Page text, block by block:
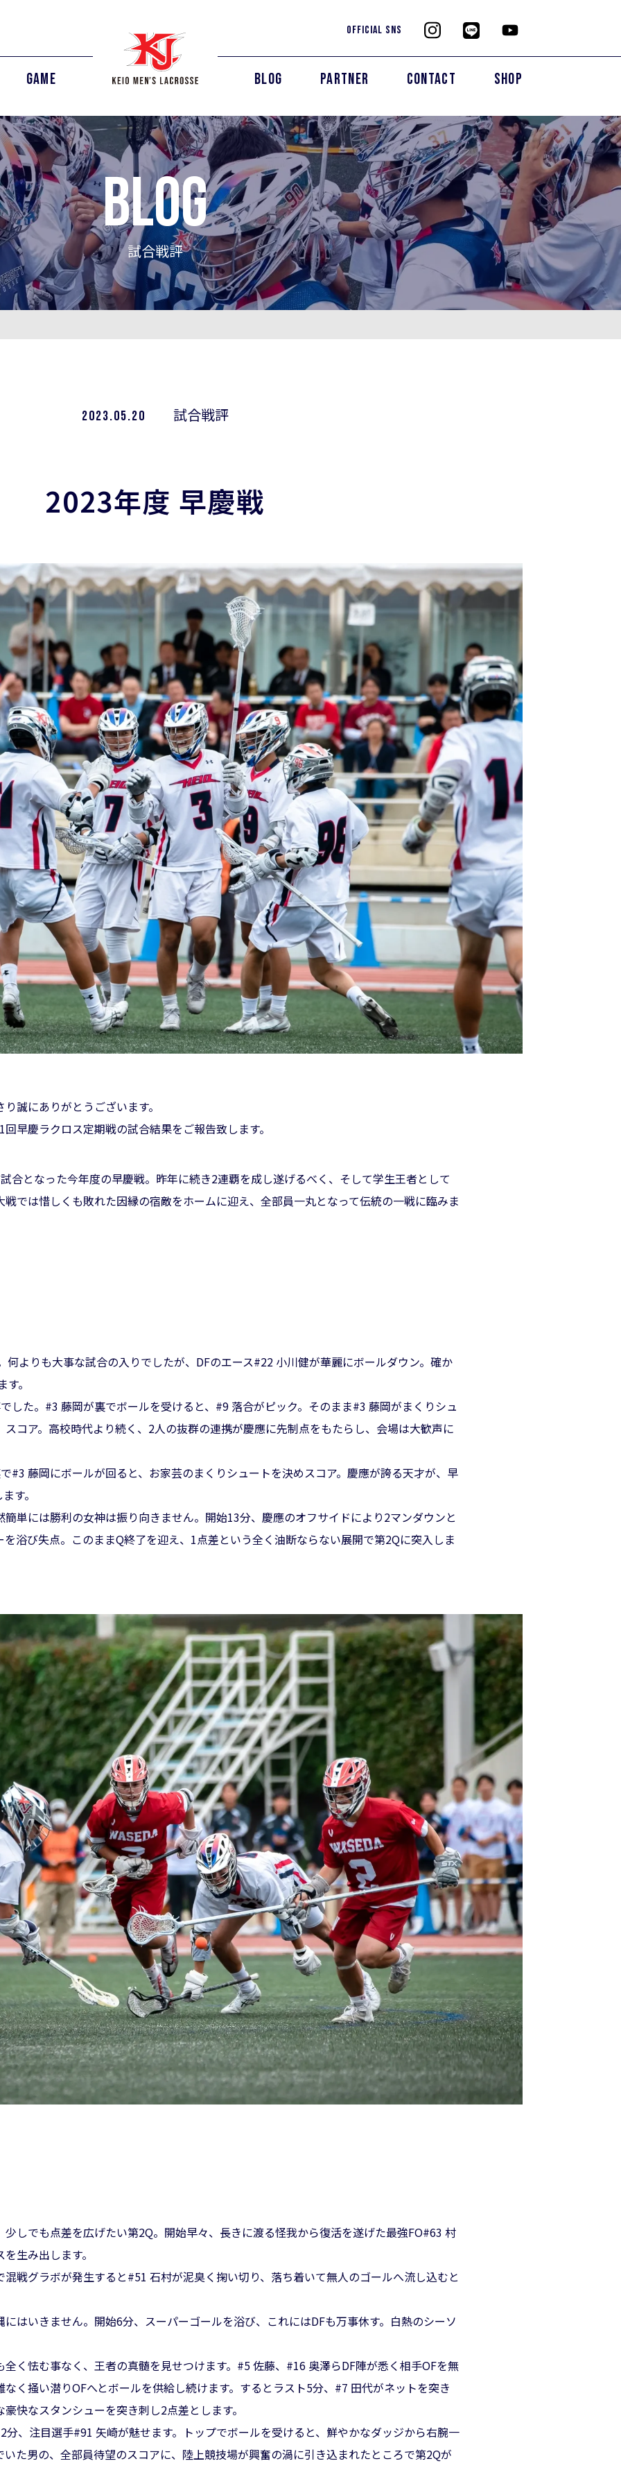
OFFICIAL SNS
GAME BLOG PARTNER CONTACT SHOP
blog
試合戦評
2023.05.20 試合戦評
2023年度 早慶戦
誠にありがとうございます。
早慶ラクロス定期戦の試合結果をご報告致します。
合となった今年度の早慶戦。昨年に続き2連覇を成し遂げるべく、そして学生王者として
では惜しくも敗れた因縁の宿敵をホームに迎え、全部員一丸となって伝統の一戦に臨みま
何よりも大事な試合の入りでしたが、DFのエース#22 小川健が華麗にボールダウン。確か
。
した。#3 藤岡が裏でボールを受けると、#9 落合がピック。そのまま#3 藤岡がまくりシュ
コア。高校時代より続く、2人の抜群の連携が慶應に先制点をもたらし、会場は大歓声に
#3 藤岡にボールが回ると、お家芸のまくりシュートを決めスコア。慶應が誇る天才が、早
す。
単には勝利の女神は振り向きません。開始13分、慶應のオフサイドにより2マンダウンと
浴び失点。このままQ終了を迎え、1点差という全く油断ならない展開で第2Qに突入しま
しでも点差を広げたい第2Q。開始早々、長きに渡る怪我から復活を遂げた最強FO#63 村
生み出します。
戦グラボが発生すると#51 石村が泥臭く掬い切り、落ち着いて無人のゴールへ流し込むと
はいきません。開始6分、スーパーゴールを浴び、これにはDFも万事休す。白熱のシーソ
く怯む事なく、王者の真髄を見せつけます。#5 佐藤、#16 奥澤らDF陣が悉く相手OFを無
く掻い潜りOFへとボールを供給し続けます。するとラスト5分、#7 田代がネットを突き
快なスタンシューを突き刺し2点差とします。
、注目選手#91 矢崎が魅せます。トップでボールを受けると、鮮やかなダッジから右腕一
た男の、全部員待望のスコアに、陸上競技場が興奮の渦に引き込まれたところで第2Qが